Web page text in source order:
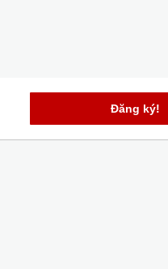
Đăng ký!